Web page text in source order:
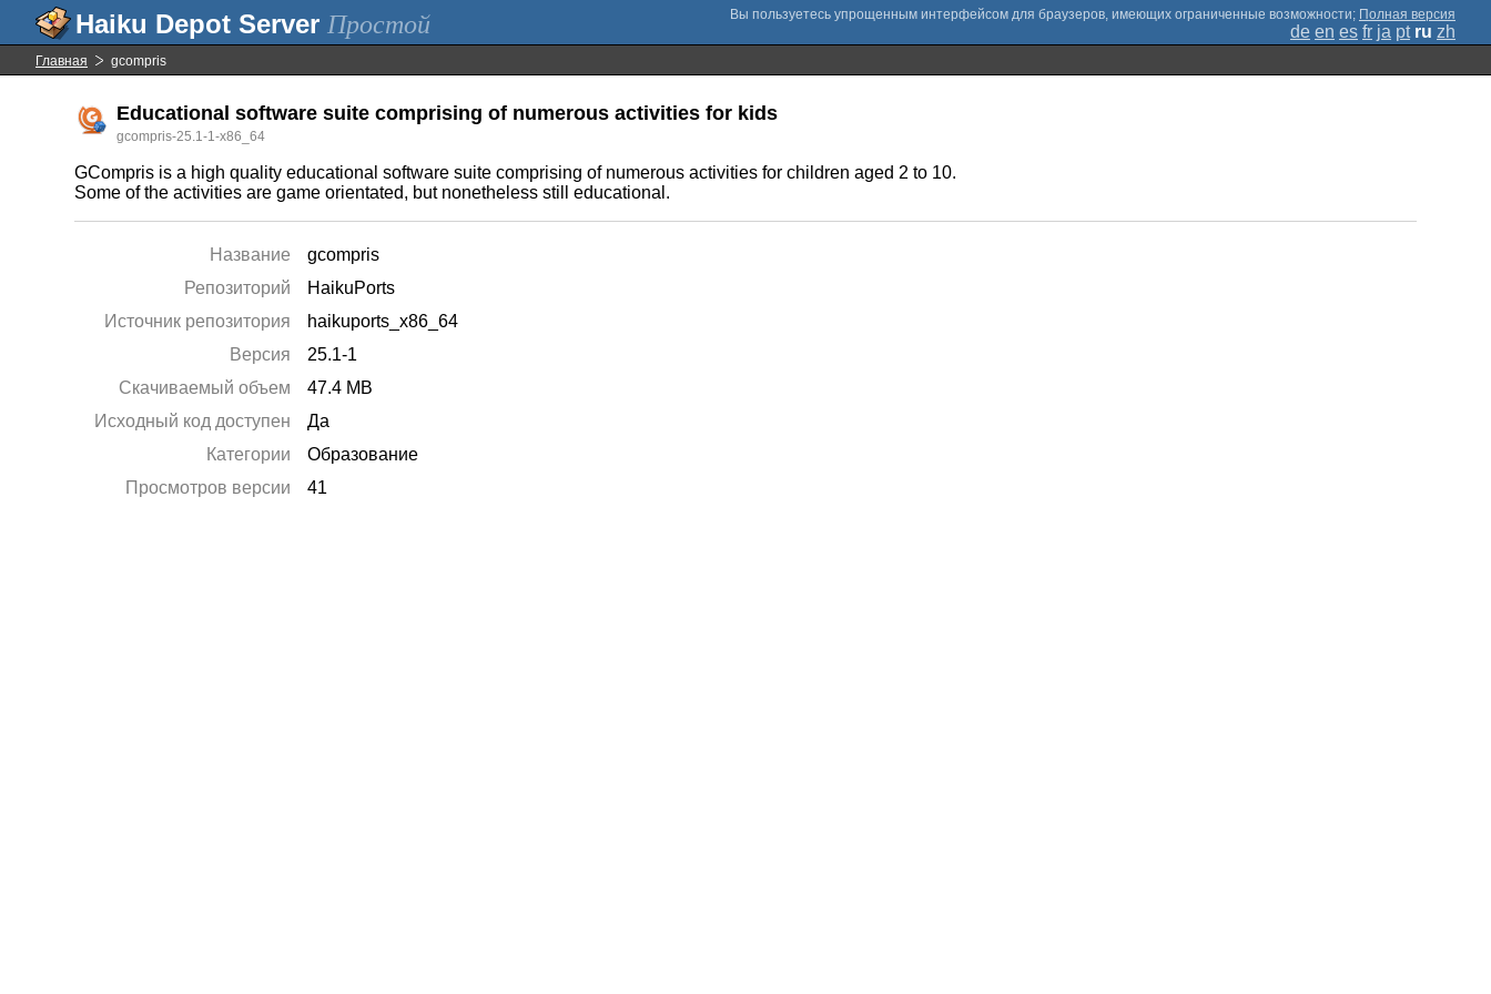
Простой ; Полная версия
de en es fr ja pt ru zh
Главная gcompris
Educational software suite comprising of numerous activities for kids
gcompris-25.1-1-x86_64
GCompris is a high quality educational software suite comprising of numerous activities for children aged 2 to 10.
Some of the activities are game orientated, but nonetheless still educational.
Название
gcompris
Репозиторий
HaikuPorts
Источник репозитория
haikuports_x86_64
Версия
25.1-1
Скачиваемый объем
47.4 MB
Исходный код доступен
Да
Категории
Образование
Просмотров версии
41